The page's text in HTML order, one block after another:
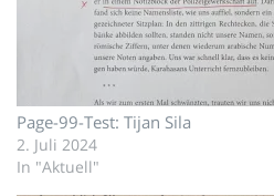
Page-99-Test: Tijan Sila
2. Juli 2024
In "Aktuell"